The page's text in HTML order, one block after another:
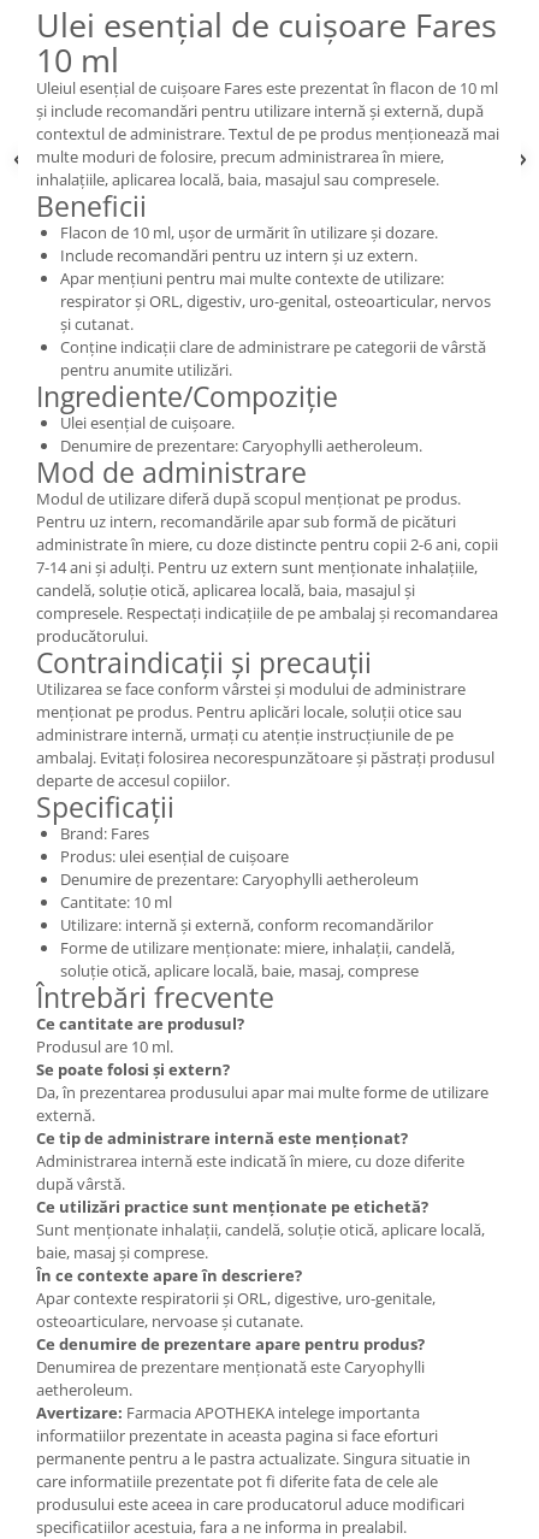
Ulei esențial de cuișoare Fares
10 ml
Uleiul esențial de cuișoare Fares este prezentat în flacon de 10 ml
și include recomandări pentru utilizare internă și externă, după
contextul de administrare. Textul de pe produs menționează mai
multe moduri de folosire, precum administrarea în miere,
inhalațiile, aplicarea locală, baia, masajul sau compresele.
Beneficii
Flacon de 10 ml, ușor de urmărit în utilizare și dozare.
Include recomandări pentru uz intern și uz extern.
Apar mențiuni pentru mai multe contexte de utilizare:
respirator și ORL, digestiv, uro-genital, osteoarticular, nervos
și cutanat.
Conține indicații clare de administrare pe categorii de vârstă
pentru anumite utilizări.
Ingrediente/Compoziție
Ulei esențial de cuișoare.
Denumire de prezentare: Caryophylli aetheroleum.
Mod de administrare
Modul de utilizare diferă după scopul menționat pe produs.
Pentru uz intern, recomandările apar sub formă de picături
administrate în miere, cu doze distincte pentru copii 2-6 ani, copii
7-14 ani și adulți. Pentru uz extern sunt menționate inhalațiile,
candelă, soluție otică, aplicarea locală, baia, masajul și
compresele. Respectați indicațiile de pe ambalaj și recomandarea
producătorului.
Contraindicații și precauții
Utilizarea se face conform vârstei și modului de administrare
menționat pe produs. Pentru aplicări locale, soluții otice sau
administrare internă, urmați cu atenție instrucțiunile de pe
ambalaj. Evitați folosirea necorespunzătoare și păstrați produsul
departe de accesul copiilor.
Specificații
Brand: Fares
Produs: ulei esențial de cuișoare
Denumire de prezentare: Caryophylli aetheroleum
Cantitate: 10 ml
Utilizare: internă și externă, conform recomandărilor
Forme de utilizare menționate: miere, inhalații, candelă,
soluție otică, aplicare locală, baie, masaj, comprese
Întrebări frecvente
Ce cantitate are produsul?
Produsul are 10 ml.
Se poate folosi și extern?
Da, în prezentarea produsului apar mai multe forme de utilizare
externă.
Ce tip de administrare internă este menționat?
Administrarea internă este indicată în miere, cu doze diferite
după vârstă.
Ce utilizări practice sunt menționate pe etichetă?
Sunt menționate inhalații, candelă, soluție otică, aplicare locală,
baie, masaj și comprese.
În ce contexte apare în descriere?
Apar contexte respiratorii și ORL, digestive, uro-genitale,
osteoarticulare, nervoase și cutanate.
Ce denumire de prezentare apare pentru produs?
Denumirea de prezentare menționată este Caryophylli
aetheroleum.
Avertizare: Farmacia APOTHEKA intelege importanta
informatiilor prezentate in aceasta pagina si face eforturi
permanente pentru a le pastra actualizate. Singura situatie in
care informatiile prezentate pot fi diferite fata de cele ale
produsului este aceea in care producatorul aduce modificari
specificatiilor acestuia, fara a ne informa in prealabil.